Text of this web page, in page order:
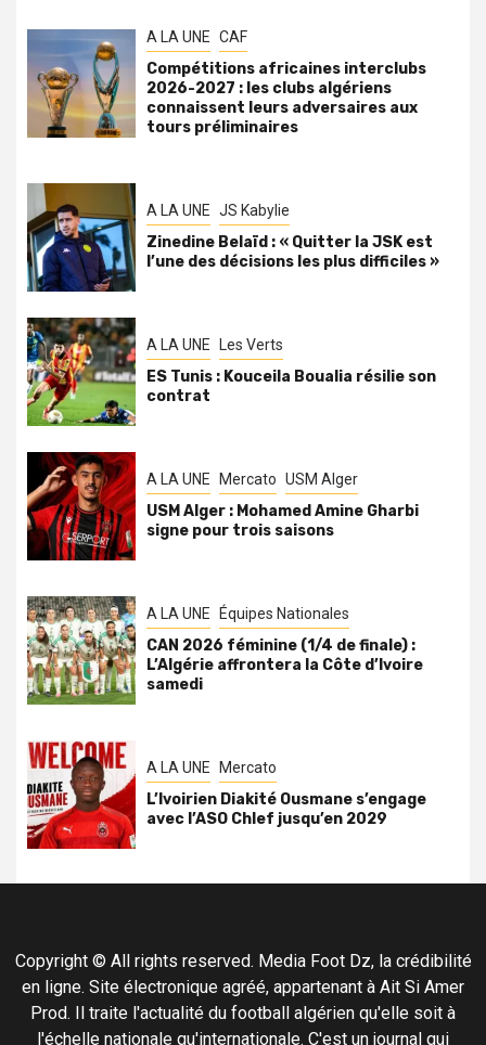
A LA UNE CAF
Compétitions africaines interclubs
2026-2027 : les clubs algériens
connaissent leurs adversaires aux
tours préliminaires
A LA UNE JS Kabylie
Zinedine Belaïd : « Quitter la JSK est
l’une des décisions les plus difficiles »
A LA UNE Les Verts
ES Tunis : Kouceila Boualia résilie son
contrat
A LA UNE Mercato USM Alger
USM Alger : Mohamed Amine Gharbi
signe pour trois saisons
A LA UNE Équipes Nationales
CAN 2026 féminine (1/4 de finale) :
L’Algérie affrontera la Côte d’Ivoire
samedi
A LA UNE Mercato
L’Ivoirien Diakité Ousmane s’engage
avec l’ASO Chlef jusqu’en 2029
Copyright © All rights reserved. Media Foot Dz, la crédibilité
en ligne. Site électronique agréé, appartenant à Ait Si Amer
Prod. Il traite l'actualité du football algérien qu'elle soit à
l'échelle nationale qu'internationale. C'est un journal qui